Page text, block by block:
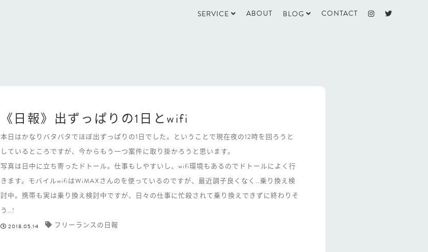
SERVICE ABOUT BLOG CONTACT
《日報》出ずっぱりの1日とwifi
本日はかなりバタバタでほぼ出ずっぱりの1日でした。ということで現在夜の12時を回ろうと
しているところですが、今からもう一つ案件に取り掛かろうと思います。
写真は日中に立ち寄ったドトール。仕事もしやすいし、wifi環境もあるのでドトールによく行
きます。モバイルwifiはWiMAXさんのを使っているのですが、最近調子良くなく…乗り換え検
討中。携帯も実は乗り換え検討中ですが、日々の仕事に忙殺されて乗り換えできずに終わりそ
う…!
2018.05.14 フリーランスの日報